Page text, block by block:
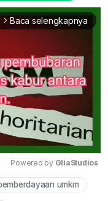
arrow_forward_ios Baca selengkapnya
Mute
Powered by GliaStudios
umkm